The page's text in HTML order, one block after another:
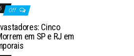
Off
Cinco
em SP e RJ em